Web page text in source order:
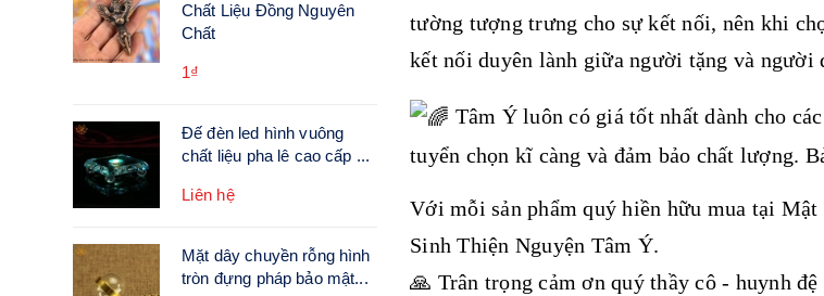
Chất Liệu Đồng Nguyên
Chất
1₫
Đế đèn led hình vuông
chất liệu pha lê cao cấp ...
Liên hệ
Mặt dây chuyền rỗng hình
tròn đựng pháp bảo mật...
tường tượng trưng cho sự kết nối, nên khi
kết nối duyên lành giữa người tặng và người
Tâm Ý luôn có giá tốt nhất dành cho
tuyển chọn kĩ càng và đảm bảo chất lượng.
Với mỗi sản phẩm quý hiền hữu mua tại
Sinh Thiện Nguyện Tâm Ý.
🙏 Trân trọng cảm ơn quý thầy cô - huynh